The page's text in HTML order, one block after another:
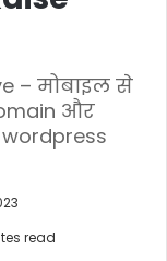
– मोबाइल से
और
read